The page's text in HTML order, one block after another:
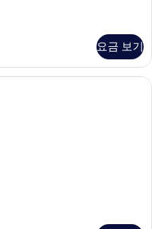
요금 보기
아파트, 침실 1개 | 고급 침구, 객실 내